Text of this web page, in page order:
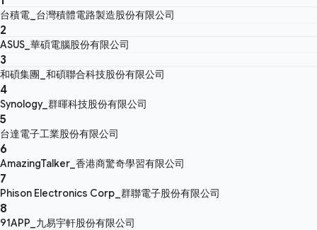
台積電_台灣積體電路製造股份有限公司
2
ASUS_華碩電腦股份有限公司
3
和碩集團_和碩聯合科技股份有限公司
4
Synology_群暉科技股份有限公司
5
台達電子工業股份有限公司
6
AmazingTalker_香港商驚奇學習有限公司
7
Phison Electronics Corp_群聯電子股份有限公司
8
91APP_九易宇軒股份有限公司